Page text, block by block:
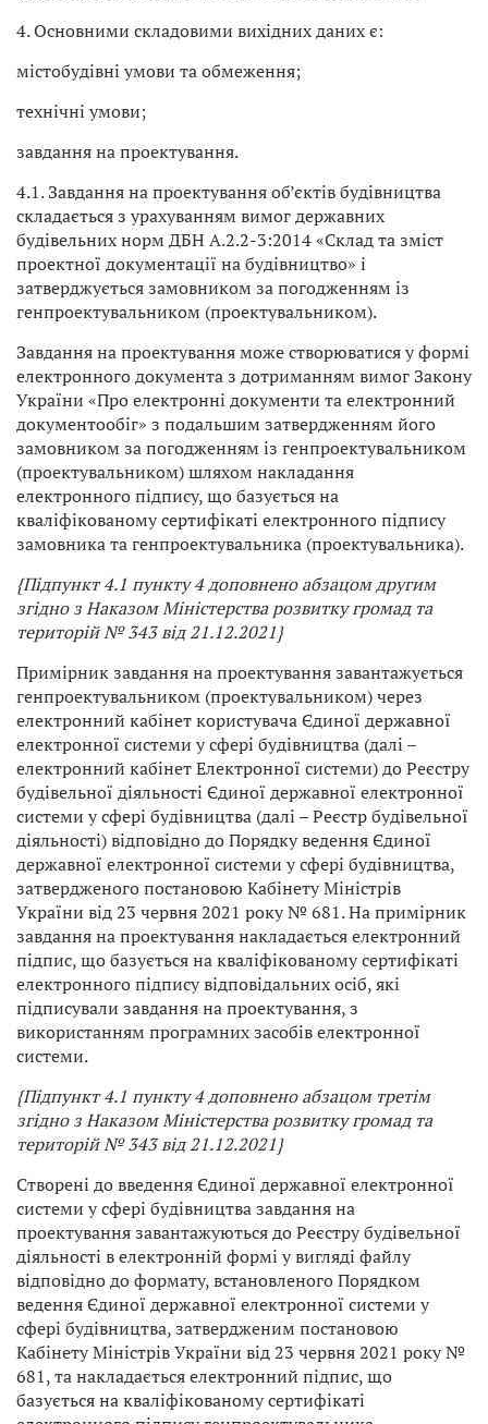
4. Основними складовими вихідних даних є:
містобудівні умови та обмеження;
технічні умови;
завдання на проектування.
4.1. Завдання на проектування об’єктів будівництва
складається з урахуванням вимог державних
будівельних норм ДБН А.2.2-3:2014 «Склад та зміст
проектної документації на будівництво» і
затверджується замовником за погодженням із
генпроектувальником (проектувальником).
Завдання на проектування може створюватися у формі
електронного документа з дотриманням вимог Закону
України «Про електронні документи та електронний
документообіг» з подальшим затвердженням його
замовником за погодженням із генпроектувальником
(проектувальником) шляхом накладання
електронного підпису, що базується на
кваліфікованому сертифікаті електронного підпису
замовника та генпроектувальника (проектувальника).
{Підпункт 4.1 пункту 4 доповнено абзацом другим
згідно з НаказомМіністерства розвитку громад та
територій№ 343 від 21.12.2021}
Примірник завдання на проектування завантажується
генпроектувальником (проектувальником) через
електронний кабінет користувача Єдиної державної
електронної системи у сфері будівництва (далі –
електронний кабінет Електронної системи) до Реєстру
будівельної діяльності Єдиної державної електронної
системи у сфері будівництва (далі – Реєстр будівельної
діяльності) відповідно до Порядку ведення Єдиної
державної електронної системи у сфері будівництва,
затвердженого постановою Кабінету Міністрів
України від 23 червня 2021 року № 681. На примірник
завдання на проектування накладається електронний
підпис, що базується на кваліфікованому сертифікаті
електронного підпису відповідальних осіб, які
підписували завдання на проектування, з
використанням програмних засобів електронної
системи.
{Підпункт 4.1 пункту 4 доповнено абзацом третім
згідно з НаказомМіністерства розвитку громад та
територій№ 343 від 21.12.2021}
Створені до введення Єдиної державної електронної
системи у сфері будівництва завдання на
проектування завантажуються до Реєстру будівельної
діяльності в електронній формі у вигляді файлу
відповідно до формату, встановленого Порядком
ведення Єдиної державної електронної системи у
сфері будівництва, затвердженим постановою
Кабінету Міністрів України від 23 червня 2021 року №
681, та накладається електронний підпис, що
базується на кваліфікованому сертифікаті